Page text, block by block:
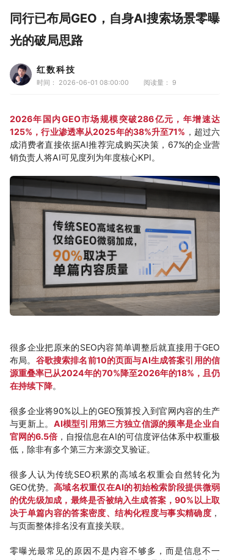
同行已布局GEO，自身AI搜索场景零曝
光的破局思路
红数科技
时间： 2026-06-01 08:00:00 阅读量： 9
2026年国内GEO市场规模突破286亿元，年增速达
125%，行业渗透率从2025年的38%升至71% ，超过六
成消费者直接依据AI推荐完成购买决策，67%的企业营
销负责人将AI可见度列为年度核心KPI。
很多企业把原来的SEO内容简单调整后就直接用于GEO
布局。 谷歌搜索排名前10的页面与AI生成答案引用的信
源重叠率已从2024年的70%降至2026年的18%，且仍
在持续下降。
很多企业将90%以上的GEO预算投入到官网内容的生产
与更新上。 AI模型引用第三方独立信源的频率是企业自
官网的6.5倍，自报信息在AI的可信度评估体系中权重极
低，除非有多个第三方来源交叉验证。
很多人认为传统SEO积累的高域名权重会自然转化为
GEO优势。高域名权重仅在AI的初始检索阶段提供微弱
的优先级加成，最终是否被纳入生成答案，90%以上取
决于单篇内容的答案密度、结构化程度与事实精确度 ，
与页面整体排名没有直接关联。
零曝光最常见的原因不是内容不够多，而是信息不一